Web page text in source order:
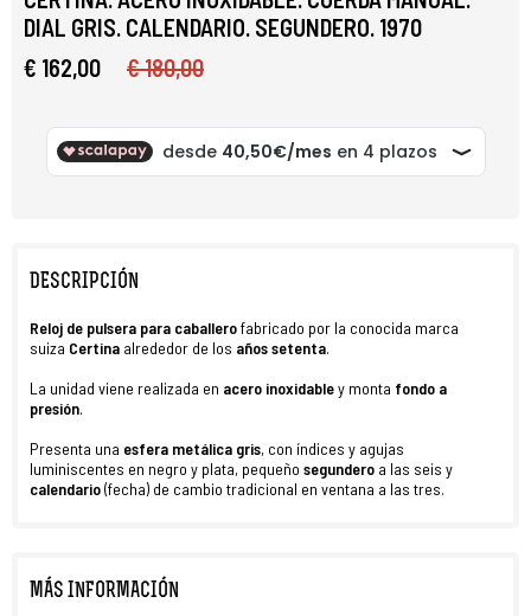
DIAL GRIS. CALENDARIO. SEGUNDERO. 1970
€ 162,00
€ 180,00
DESCRIPCIÓN
Reloj de pulsera para caballerofabricado por la conocida marca
suiza Certina alrededor de los años setenta.
La unidad viene realizada en acero inoxidabley monta fondo a
presión.
Presenta una esfera metálica gris, con índices y agujas
luminiscentes en negro y plata, pequeño segundero a las seis y
calendario(fecha) de cambio tradicional en ventana a las tres.
MÁS INFORMACIÓN